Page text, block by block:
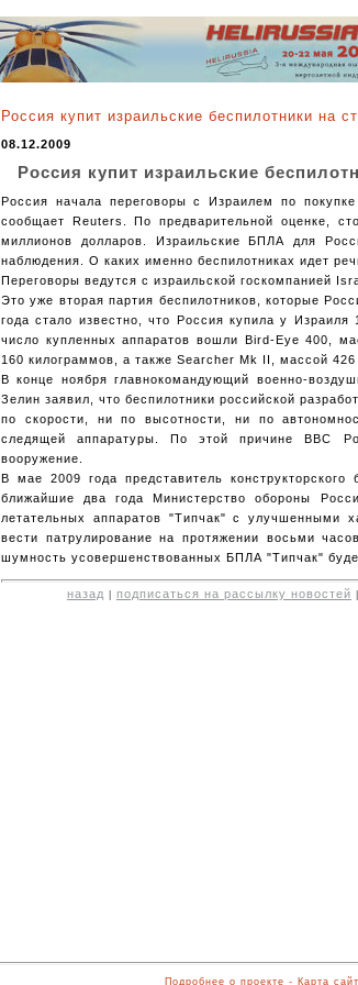
Россия купит израильские беспилотники на
08.12.2009
Россия купит израильские
Россия начала переговоры с Израилем по
сообщает Reuters. По предварительной оценке,
миллионов долларов. Израильские БПЛА для
наблюдения. О каких именно беспилотниках идет
Переговоры ведутся с израильской госкомпанией
Это уже вторая партия беспилотников, которые
года стало известно, что Россия купила у
число купленных аппаратов вошли Bird-Eye 400,
160 килограммов, а также Searcher Mk II, массой 426
В конце ноября главнокомандующий военно-
Зелин заявил, что беспилотники российской
по скорости, ни по высотности, ни по
следящей аппаратуры. По этой причине ВВС
вооружение.
В мае 2009 года представитель
ближайшие два года Министерство обороны
летательных аппаратов "Типчак" с улучшенными
вести патрулирование на протяжении восьми
шумность усовершенствованных БПЛА "Типчак"
назад подписаться на рассылку новостей
Подробнее о проекте - Карта